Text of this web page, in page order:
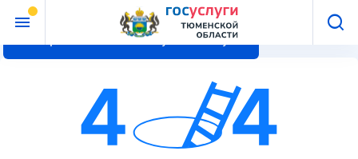
Перейти к основному контенту